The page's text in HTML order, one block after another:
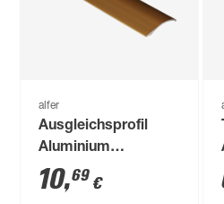
alfer
Ausgleichsprofil
Aluminium
messingfarben 1000
x 38,5 mm
10,69 €